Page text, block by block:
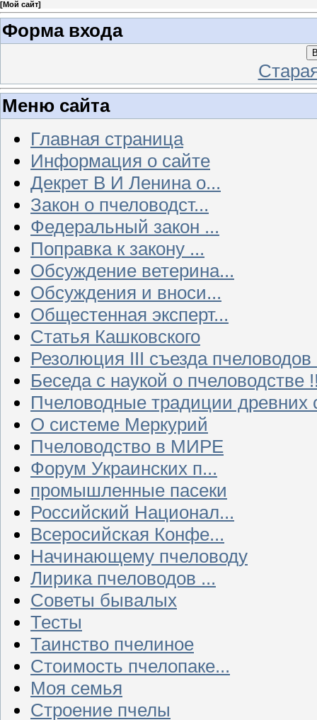
[Мой сайт]
Форма входа
Меню сайта
Главная страница
Информация о сайте
Декрет В И Ленина о...
Закон о пчеловодст...
Федеральный закон ...
Поправка к закону ...
Обсуждение ветерина...
Обсуждения и вноси...
Общестенная эксперт...
Статья Кашковского
Резолюция III съезда
Беседа с наукой о пчеловодстве
Пчеловодные традиции древних
О системе Меркурий
Пчеловодство в МИРЕ
Форум Украинских п...
промышленные пасеки
Российский Национал...
Всеросийская Конфе...
Начинающему пчеловоду
Лирика пчеловодов ...
Советы бывалых
Тесты
Таинство пчелиное
Стоимость пчелопаке...
Моя семья
Строение пчелы